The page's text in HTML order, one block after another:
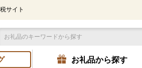
サイト
お礼品から探す